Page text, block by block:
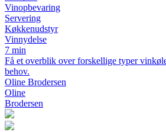
Vinopbevaring
Servering
Køkkenudstyr
Vinnydelse
7 min
Få et overblik over forskellige typer
behov.
Oline Brodersen
Oline
Brodersen